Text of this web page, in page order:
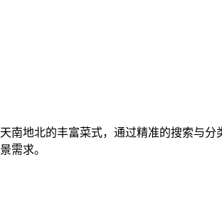
南地北的丰富菜式，通过精准的搜索与
需求。